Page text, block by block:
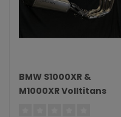
BMW S1000XR &
M1000XR Volltitans